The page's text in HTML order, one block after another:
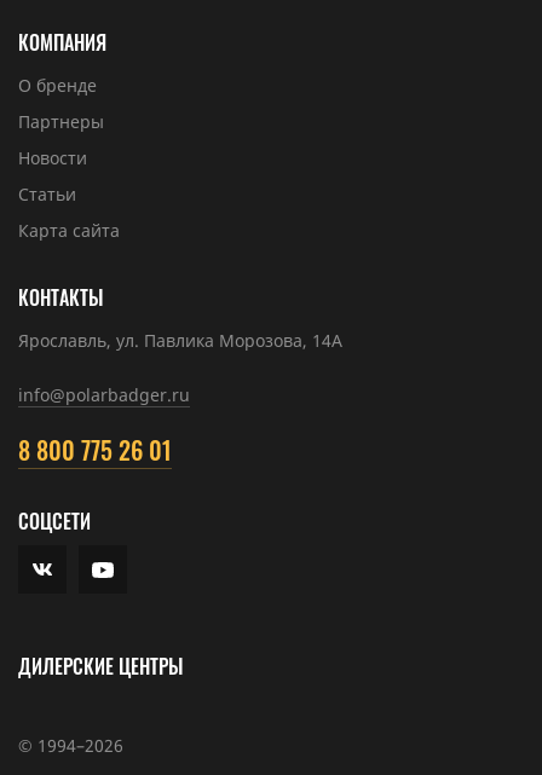
КОМПАНИЯ
О бренде
Партнеры
Новости
Статьи
Карта сайта
КОНТАКТЫ
Ярославль, ул. Павлика Морозова, 14А
info@polarbadger.ru
8 800 775 26 01
СОЦСЕТИ
ДИЛЕРСКИЕ ЦЕНТРЫ
© 1994–2026